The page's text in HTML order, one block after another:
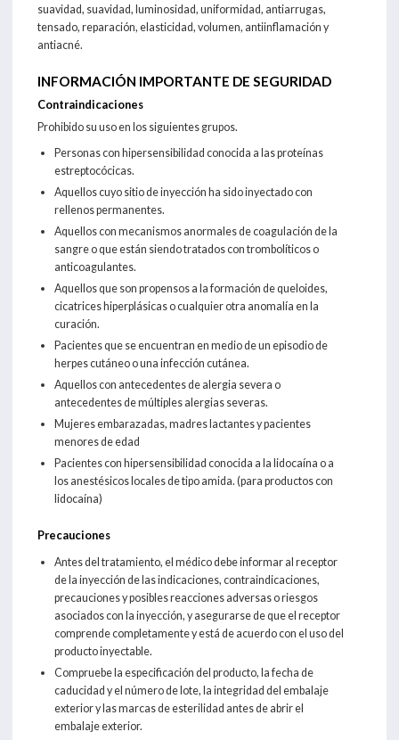
suavidad, suavidad, luminosidad, uniformidad, antiarrugas,
tensado, reparación, elasticidad, volumen, antiinflamación y
antiacné.
INFORMACIÓN IMPORTANTE DE SEGURIDAD
Contraindicaciones
Prohibido su uso en los siguientes grupos.
Personas con hipersensibilidad conocida a las proteínas
estreptocócicas.
Aquellos cuyo sitio de inyección ha sido inyectado con
rellenos permanentes.
Aquellos con mecanismos anormales de coagulación de la
sangre o que están siendo tratados con trombolíticos o
anticoagulantes.
Aquellos que son propensos a la formación de queloides,
cicatrices hiperplásicas o cualquier otra anomalía en la
curación.
Pacientes que se encuentran en medio de un episodio de
herpes cutáneo o una infección cutánea.
Aquellos con antecedentes de alergia severa o
antecedentes de múltiples alergias severas.
Mujeres embarazadas, madres lactantes y pacientes
menores de edad
Pacientes con hipersensibilidad conocida a la lidocaína o a
los anestésicos locales de tipo amida. (para productos con
lidocaína)
Precauciones
Antes del tratamiento, el médico debe informar al receptor
de la inyección de las indicaciones, contraindicaciones,
precauciones y posibles reacciones adversas o riesgos
asociados con la inyección, y asegurarse de que el receptor
comprende completamente y está de acuerdo con el uso del
producto inyectable.
Compruebe la especificación del producto, la fecha de
caducidad y el número de lote, la integridad del embalaje
exterior y las marcas de esterilidad antes de abrir el
embalaje exterior.